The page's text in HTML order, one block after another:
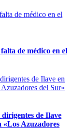
de médico en el
de Ilave
«Los Azuzadores